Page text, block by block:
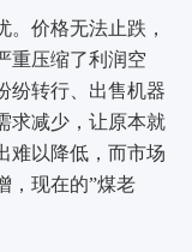
价格无法止跌，
重压缩了利润空
纷转行、出售机器
求减少，让原本就
难以降低，而市场
，现在的”煤老